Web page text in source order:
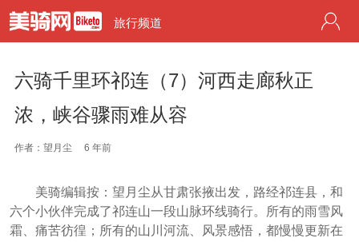
旅行频道
六骑千里环祁连（7）河西走廊秋正
浓，峡谷骤雨难从容
作者：望月尘 6 年前
美骑编辑按：望月尘从甘肃张掖出发，路经祁连县，和
六个小伙伴完成了祁连山一段山脉环线骑行。所有的雨雪风
霜、痛苦彷徨；所有的山川河流、风景感悟，都慢慢更新在